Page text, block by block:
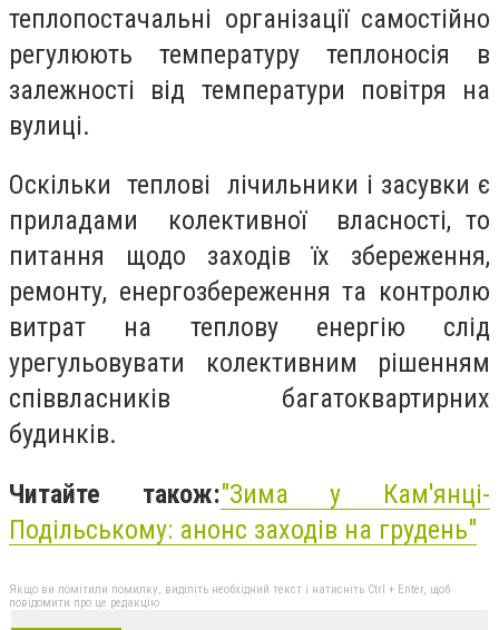
теплопостачальні організації самостійно
регулюють температуру теплоносія в
залежності від температури повітря на
вулиці.
Оскільки теплові лічильники і засувки є
приладами колективної власності, то
питання щодо заходів їх збереження,
ремонту, енергозбереження та контролю
витрат на теплову енергію слід
урегульовувати колективним рішенням
співвласників багатоквартирних
будинків.
Читайте також:"Зима у Кам'янці-
Подільському: анонс заходів на грудень"
Якщо ви помітили помилку, виділіть необхідний текст і натисніть Ctrl + Enter, щоб
повідомити про це редакцію